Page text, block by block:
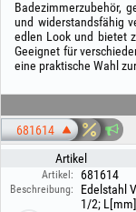
Badezimmerzubehör,
und widerstandsfähig
edlen Look und bietet
Geeignet für
eine praktische Wahl
681614
Artikel
Artikel: 681614
Beschreibung:
Edelstahl
1/2;